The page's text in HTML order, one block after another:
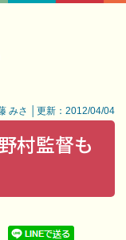
みさ │更新：2012/04/04
村監督も